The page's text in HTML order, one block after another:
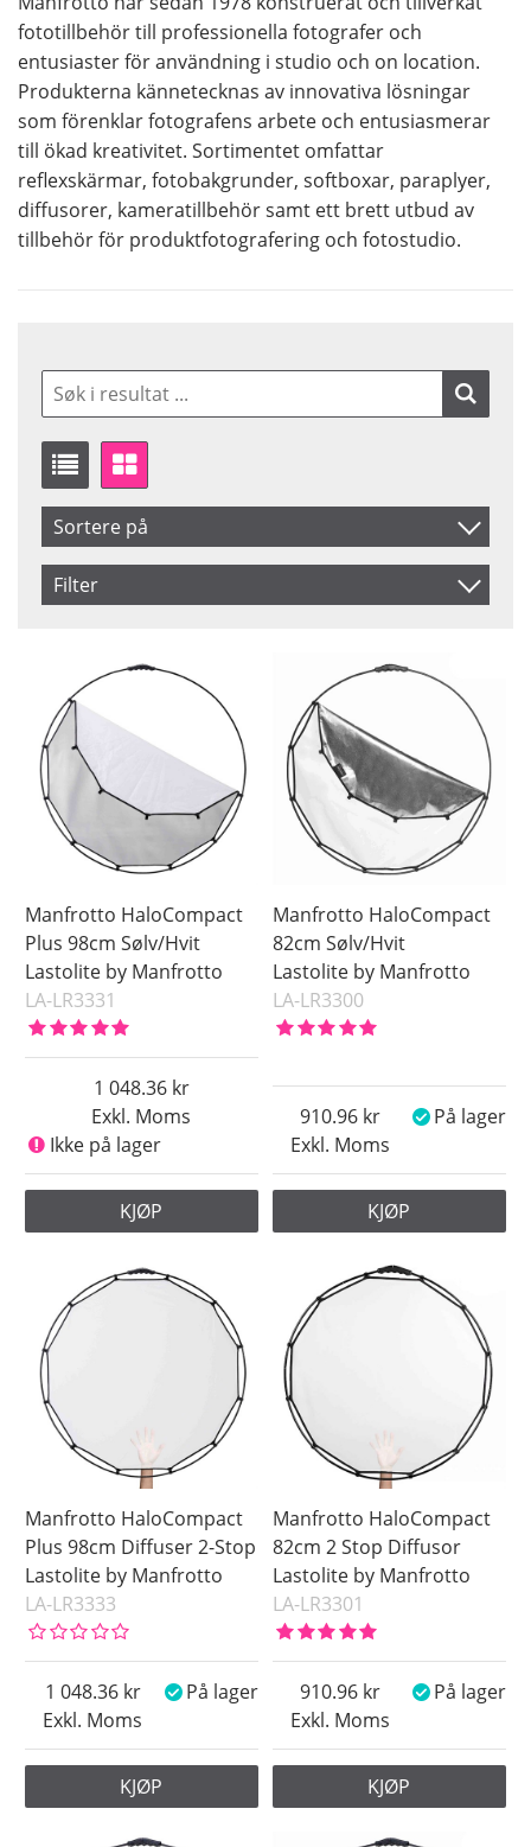
fototillbehör till professionella fotografer och
entusiaster för användning i studio och on location.
Produkterna kännetecknas av innovativa lösningar
som förenklar fotografens arbete och entusiasmerar
till ökad kreativitet. Sortimentet omfattar
reflexskärmar, fotobakgrunder, softboxar, paraplyer,
diffusorer, kameratillbehör samt ett brett utbud av
tillbehör för produktfotografering och fotostudio.
Sortere på
Artikelkod
Filter
Pris
På lager
Ikke på lager
Manfrotto HaloCompact
Plus 98cm Sølv/Hvit
Lastolite by Manfrotto
LA-LR3331
Exkl. Moms
1 048.36
Ikke på lager
KJØP
Manfrotto HaloCompact
82cm Sølv/Hvit
Lastolite by Manfrotto
LA-LR3300
Exkl. Moms
910.96 På lager
KJØP
Manfrotto HaloCompact
Plus 98cm Diffuser 2-Stop
Lastolite by Manfrotto
LA-LR3333
Exkl. Moms
1 048.36 På lager
KJØP
Manfrotto HaloCompact
82cm 2 Stop Diffusor
Lastolite by Manfrotto
LA-LR3301
Exkl. Moms
910.96 På lager
KJØP